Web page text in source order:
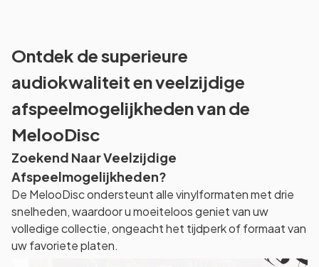
Ontdek de superieure
audiokwaliteit en veelzijdige
afspeelmogelijkheden van de
MelooDisc
Zoekend Naar Veelzijdige
Afspeelmogelijkheden?
De MelooDisc ondersteunt alle vinylformaten met drie
snelheden, waardoor u moeiteloos geniet van uw
volledige collectie, ongeacht het tijdperk of formaat van
uw favoriete platen.